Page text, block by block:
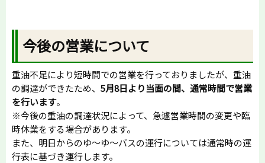
今後の営業について
重油不足により短時間での営業を行っておりましたが、重油
の調達ができたため、 5月8日より当面の間、通常時間で営業
を行います。
※今後の重油の調達状況によって、急遽営業時間の変更や臨
時休業をする場合があります。
また、明日からのゆ〜ゆ〜バスの運行については通常時の運
行表に基づき運行します。